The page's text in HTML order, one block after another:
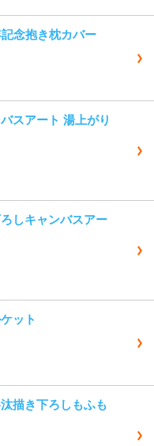
念抱き枕カバー
スアート 湯上がり
しキャンバスアー
ット
描き下ろしもふも